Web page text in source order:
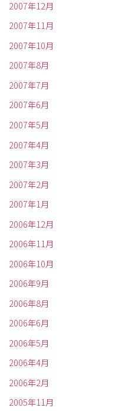
2007年12月
2007年11月
2007年10月
2007年8月
2007年7月
2007年6月
2007年5月
2007年4月
2007年3月
2007年2月
2007年1月
2006年12月
2006年11月
2006年10月
2006年9月
2006年8月
2006年6月
2006年5月
2006年4月
2006年2月
2005年11月